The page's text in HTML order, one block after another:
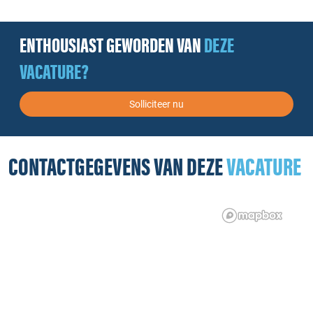
ENTHOUSIAST GEWORDEN VANDEZE
VACATURE?
Solliciteer nu
CONTACTGEGEVENS VAN DEZEVACATURE